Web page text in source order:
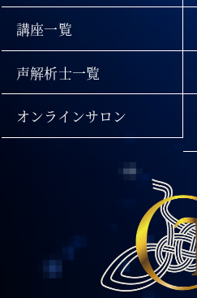
講座一覧
声解析士一覧
オンラインサロン